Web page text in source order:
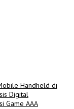
Handheld di
Digital
Game AAA